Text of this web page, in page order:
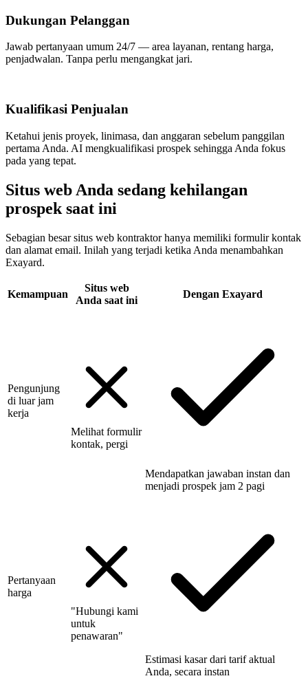
Dukungan Pelanggan
Jawab pertanyaan umum 24/7 — area layanan, rentang harga,
penjadwalan. Tanpa perlu mengangkat jari.
Kualifikasi Penjualan
Ketahui jenis proyek, linimasa, dan anggaran sebelum panggilan
pertama Anda. AI mengkualifikasi prospek sehingga Anda fokus
pada yang tepat.
Situs web Anda sedang kehilangan
prospek saat ini
Sebagian besar situs web kontraktor hanya memiliki formulir kontak
dan alamat email. Inilah yang terjadi ketika Anda menambahkan
Exayard.
Kemampuan
Situs web
Anda saat ini
Dengan Exayard
Pengunjung
di luar jam
kerja
Melihat formulir
kontak, pergi
Mendapatkan jawaban instan dan
menjadi prospek jam 2 pagi
Pertanyaan
harga
"Hubungi kami
untuk
penawaran"
Estimasi kasar dari tarif aktual
Anda, secara instan